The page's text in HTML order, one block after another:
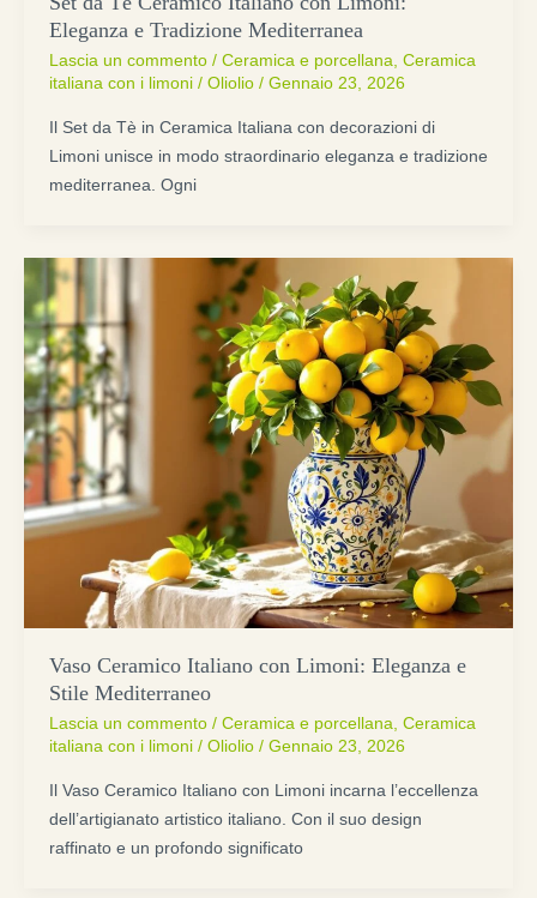
Eleganza e Tradizione Mediterranea
Lascia un commento / Ceramica e porcellana Ceramica
italiana con i limoni/ Oliolio / Gennaio 23, 2026
Il Set da Tè in Ceramica Italiana con decorazioni di
Limoni unisce in modo straordinario eleganza e tradizione
mediterranea. Ogni
Vaso Ceramico Italiano con Limoni: Eleganza e
Stile Mediterraneo
Lascia un commento / Ceramica e porcellana Ceramica
italiana con i limoni/ Oliolio / Gennaio 23, 2026
Il Vaso Ceramico Italiano con Limoni incarna l’eccellenza
dell’artigianato artistico italiano. Con il suo design
raffinato e un profondo significato